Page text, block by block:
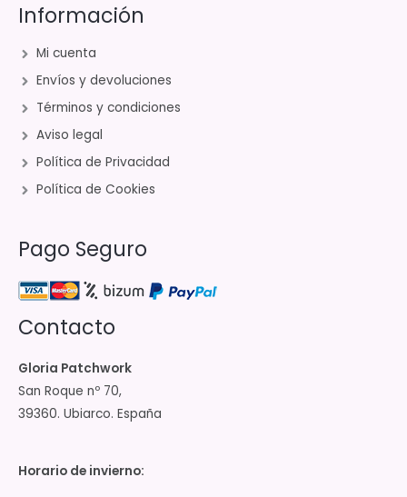
Información
Mi cuenta
Envíos y devoluciones
Términos y condiciones
Aviso legal
Política de Privacidad
Política de Cookies
Pago Seguro
Contacto
Gloria Patchwork
San Roque nº 70,
39360. Ubiarco. España
Horario de invierno: